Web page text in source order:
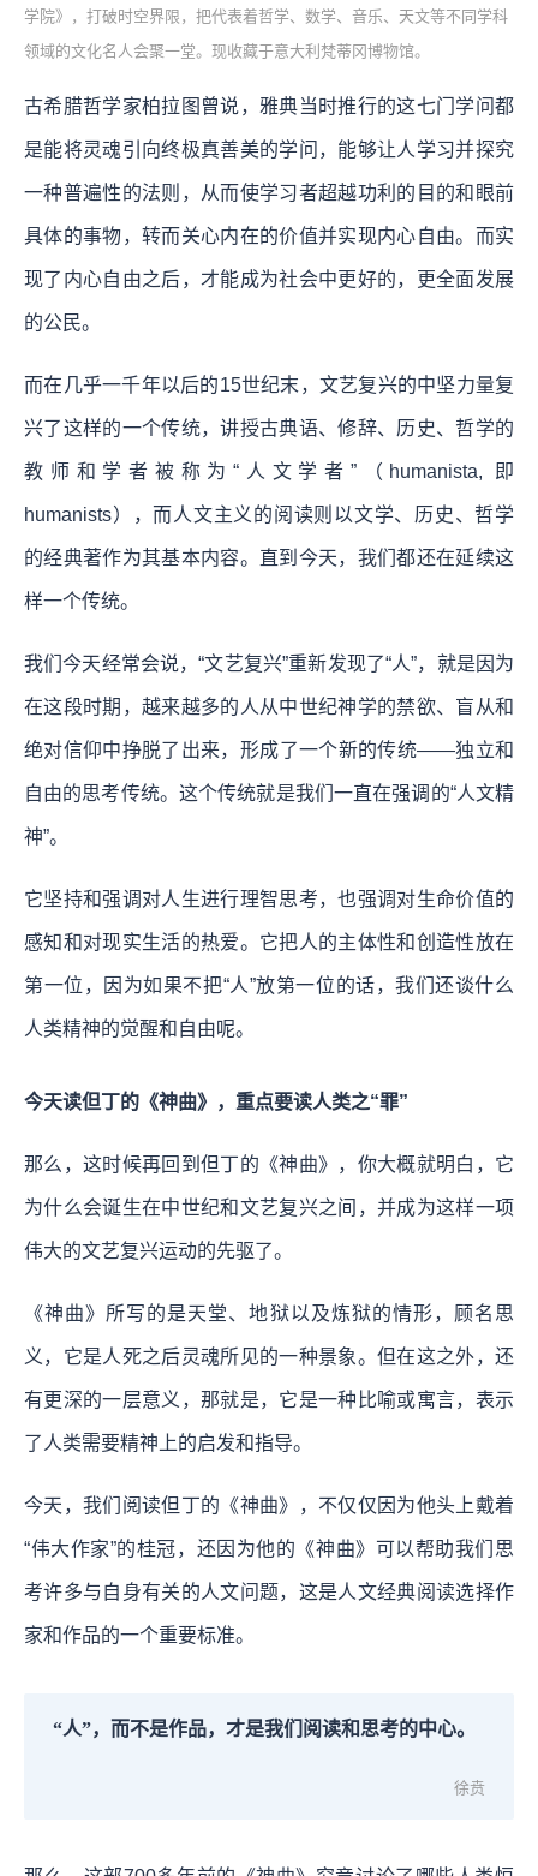
学院》，打破时空界限，把代表着哲学、数学、音乐、天文等不同学科
领域的文化名人会聚一堂。现收藏于意大利梵蒂冈博物馆。
古希腊哲学家柏拉图曾说，雅典当时推行的这七门学问都
是能将灵魂引向终极真善美的学问，能够让人学习并探究
一种普遍性的法则，从而使学习者超越功利的目的和眼前
具体的事物，转而关心内在的价值并实现内心自由。而实
现了内心自由之后，才能成为社会中更好的，更全面发展
的公民。
而在几乎一千年以后的15世纪末，文艺复兴的中坚力量复
兴了这样的一个传统，讲授古典语、修辞、历史、哲学的
教师和学者被称为“人文学者”（humanista, 即
humanists），而人文主义的阅读则以文学、历史、哲学
的经典著作为其基本内容。直到今天，我们都还在延续这
样一个传统。
我们今天经常会说，“文艺复兴”重新发现了“人”，就是因为
在这段时期，越来越多的人从中世纪神学的禁欲、盲从和
绝对信仰中挣脱了出来，形成了一个新的传统——独立和
自由的思考传统。这个传统就是我们一直在强调的“人文精
神”。
它坚持和强调对人生进行理智思考，也强调对生命价值的
感知和对现实生活的热爱。它把人的主体性和创造性放在
第一位，因为如果不把“人”放第一位的话，我们还谈什么
人类精神的觉醒和自由呢。
今天读但丁的《神曲》，重点要读人类之“罪”
那么，这时候再回到但丁的《神曲》，你大概就明白，它
为什么会诞生在中世纪和文艺复兴之间，并成为这样一项
伟大的文艺复兴运动的先驱了。
《神曲》所写的是天堂、地狱以及炼狱的情形，顾名思
义，它是人死之后灵魂所见的一种景象。但在这之外，还
有更深的一层意义，那就是，它是一种比喻或寓言，表示
了人类需要精神上的启发和指导。
今天，我们阅读但丁的《神曲》，不仅仅因为他头上戴着
“伟大作家”的桂冠，还因为他的《神曲》可以帮助我们思
考许多与自身有关的人文问题，这是人文经典阅读选择作
家和作品的一个重要标准。
“人”，而不是作品，才是我们阅读和思考的中心。
徐贲